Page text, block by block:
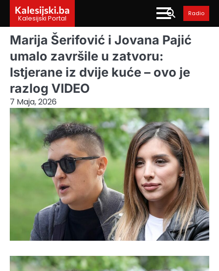
content
Kalesijski.ba
Kalesijski Portal
Radio
Marija Šerifović i Jovana Pajić
umalo završile u zatvoru:
Istjerane iz dvije kuće – ovo je
razlog VIDEO
7 Maja, 2026